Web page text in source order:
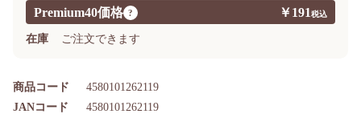
Premium40価格 ? ￥191
在庫 ご注文できます
商品コード 4580101262119
JANコード 4580101262119